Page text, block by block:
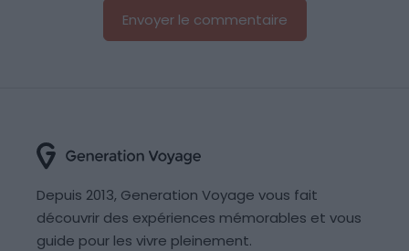
Depuis 2013, Generation Voyage vous fait
découvrir des expériences mémorables et vous
guide pour les vivre pleinement.